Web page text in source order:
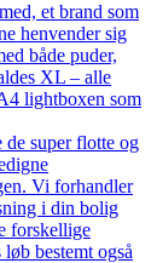
et brand som
henvender sig
både puder,
XL – alle
lightboxen som
de super flotte og
Vi forhandler
i din bolig
forskellige
bestemt også